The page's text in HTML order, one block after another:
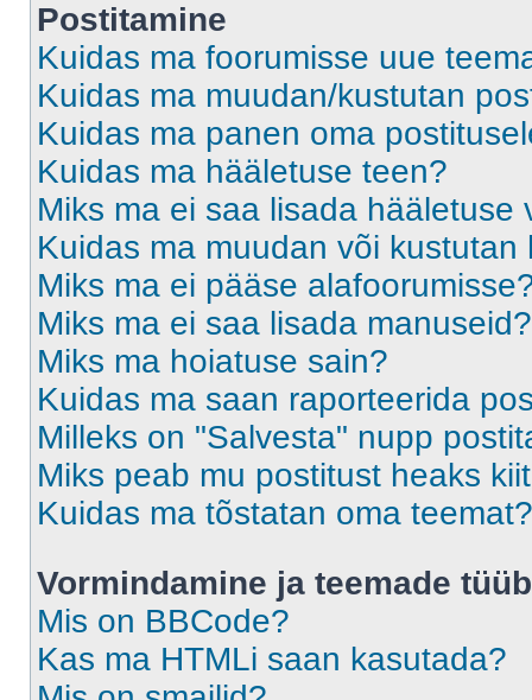
Postitamine
Kuidas ma foorumisse uue
Kuidas ma muudan/kustutan
Kuidas ma panen oma
Kuidas ma hääletuse teen?
Miks ma ei saa lisada hääletuse
Kuidas ma muudan või kustutan
Miks ma ei pääse
Miks ma ei saa lisada manuseid?
Miks ma hoiatuse sain?
Kuidas ma saan raporteerida
Milleks on "Salvesta" nupp
Miks peab mu postitust heaks
Kuidas ma tõstatan oma teemat?
Vormindamine ja teemade
Mis on BBCode?
Kas ma HTMLi saan kasutada?